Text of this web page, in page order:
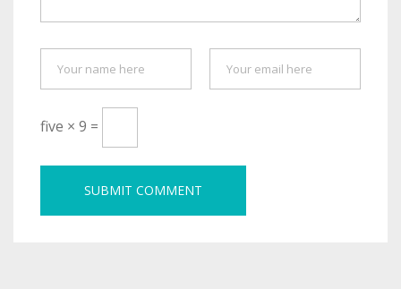
five × 9 =